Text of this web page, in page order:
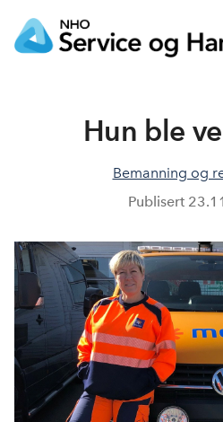
Hun ble
Bemanning og
Publisert